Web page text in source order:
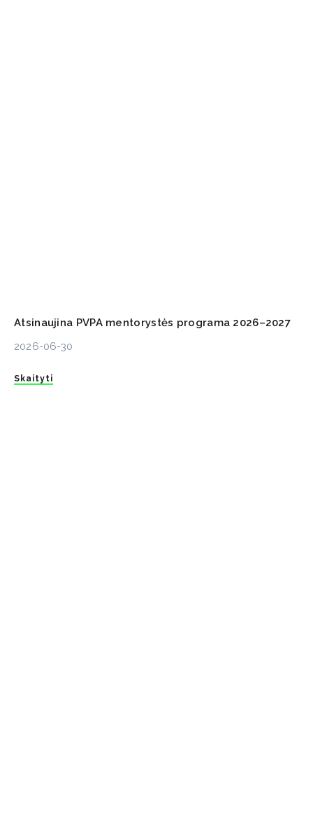
Atsinaujina PVPA mentorystės programa 2026–2027
2026-06-30
Skaityti